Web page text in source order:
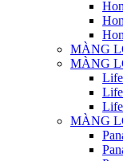
MÀNG
MÀNG
MÀNG